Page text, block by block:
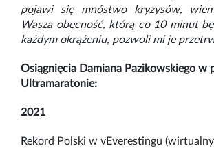
pojawi się mnóstwo kryzysów,
Wasza obecność, którą co 10 minut
każdym okrążeniu, pozwoli mi je
Osiągnięcia Damiana Pazikowskiego w
Ultramaratonie:
2021
Rekord Polski w vEverestingu